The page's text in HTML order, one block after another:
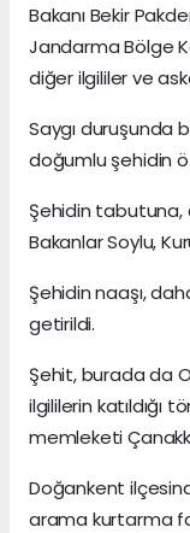
Bakanı Bekir
Jandarma Bölge
diğer ilgililer ve
Saygı duruşunda
doğumlu şehidin
Şehidin tabutuna,
Bakanlar Soylu,
Şehidin naaşı,
getirildi.
Şehit, burada da
ilgililerin katıldığı
memleketi
Doğankent
arama kurtarma